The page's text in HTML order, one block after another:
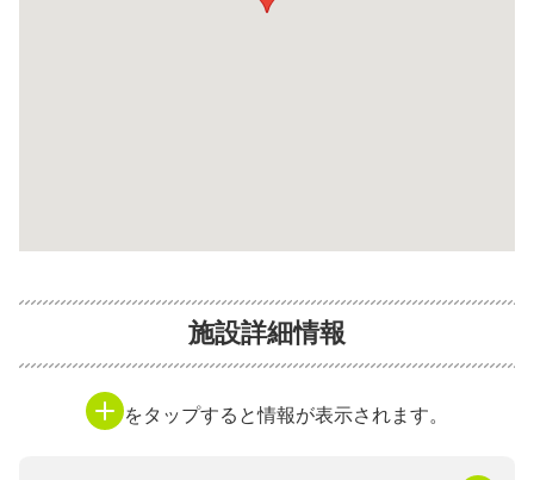
施設詳細情報
をタップすると情報が表示されます。